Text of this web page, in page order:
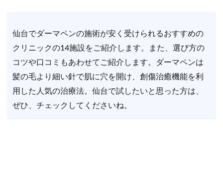
仙台でダーマペンの施術が安く受けられるおすすめの
クリニックの14施設をご紹介します。また、選び方の
コツや口コミもあわせてご紹介します。ダーマペンは
髪の毛より細い針で肌に穴を開け、創傷治癒機能を利
用した人気の治療法。仙台で試したいと思った方は、
ぜひ、チェックしてくださいね。